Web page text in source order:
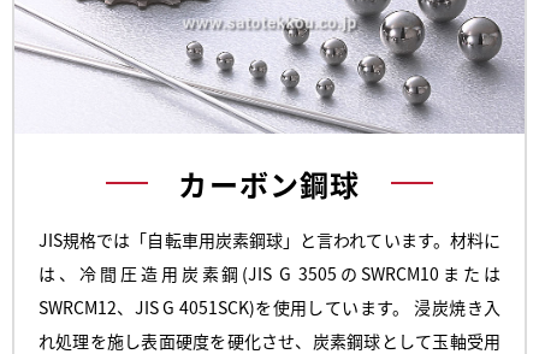
カーボン鋼球
JIS規格では「自転車用炭素鋼球」と言われています。材料に
は、冷間圧造用炭素鋼(JIS G 3505のSWRCM10または
SWRCM12、JIS G 4051SCK)を使用しています。 浸炭焼き入
れ処理を施し表面硬度を硬化させ、炭素鋼球として玉軸受用